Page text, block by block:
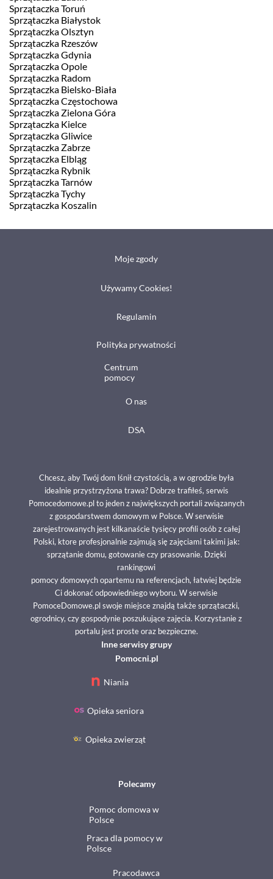
Sprzątaczka Toruń
Sprzątaczka Białystok
Sprzątaczka Olsztyn
Sprzątaczka Rzeszów
Sprzątaczka Gdynia
Sprzątaczka Opole
Sprzątaczka Radom
Sprzątaczka Bielsko-Biała
Sprzątaczka Częstochowa
Sprzątaczka Zielona Góra
Sprzątaczka Kielce
Sprzątaczka Gliwice
Sprzątaczka Zabrze
Sprzątaczka Elbląg
Sprzątaczka Rybnik
Sprzątaczka Tarnów
Sprzątaczka Tychy
Sprzątaczka Koszalin
Moje zgody
Używamy Cookies!
Regulamin
Polityka prywatności
Centrum
pomocy
O nas
DSA
Chcesz, aby Twój dom lśnił czystością, a w ogrodzie była
idealnie przystrzyżona trawa? Dobrze trafiłeś, serwis
Pomocedomowe.pl to jeden z największych portali związanych
z gospodarstwem domowym w Polsce. W serwisie
zarejestrowanych jest kilkanaście tysięcy profili osób z całej
Polski, ktore profesjonalnie zajmują się zajęciami takimi jak:
sprzątanie domu, gotowanie czy prasowanie. Dzięki
rankingowi
pomocy domowych opartemu na referencjach, łatwiej będzie
Ci dokonać odpowiedniego wyboru. W serwisie
PomoceDomowe.pl swoje miejsce znajdą także sprzątaczki,
ogrodnicy, czy gospodynie poszukujące zajęcia. Korzystanie z
portalu jest proste oraz bezpieczne.
Niania
Opieka seniora
Opieka zwierząt
Inne serwisy grupy
Pomocni.pl
Pomoc domowa w
Polsce
Praca dla pomocy w
Polsce
Pracodawca
Polecamy